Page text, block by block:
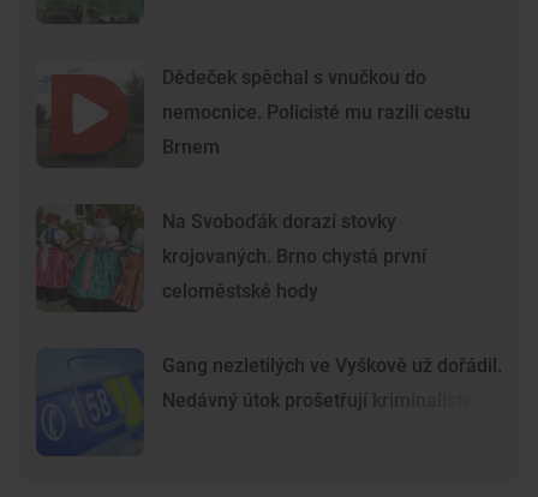
Dědeček spěchal s vnučkou do
nemocnice. Policisté mu razili cestu
Brnem
Na Svoboďák dorazí stovky
krojovaných. Brno chystá první
celoměstské hody
Gang nezletilých ve Vyškově už dořádil.
Nedávný útok prošetřují kriminalisté